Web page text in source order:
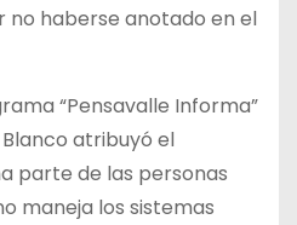
haberse anotado en el
“Pensavalle Informa”
atribuyó el
parte de las personas
maneja los sistemas